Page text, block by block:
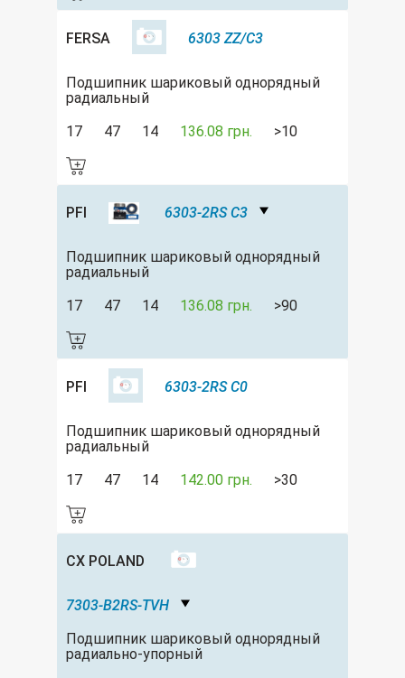
FERSA 6303 ZZ/C3
Подшипник шариковый однорядный
радиальный
17
47 14 136.08 грн. >10
PFI 6303-2RS C3
Подшипник шариковый однорядный
радиальный
17
47 14 136.08 грн. >90
PFI 6303-2RS C0
Подшипник шариковый однорядный
радиальный
17
47 14 142.00 грн. >30
CX POLAND
7303-B2RS-TVH
Подшипник шариковый однорядный
радиально-упорный